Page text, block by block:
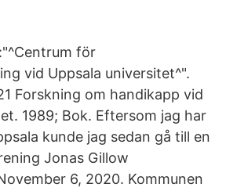
för
vid Uppsala universitet^".
Forskning om handikapp vid
1989; Bok. Eftersom jag har
kunde jag sedan gå till en
Jonas Gillow
6, 2020. Kommunen